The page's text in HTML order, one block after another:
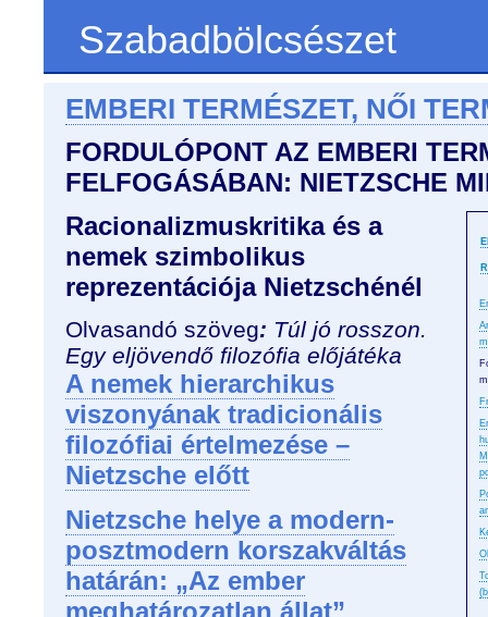
Szabadbölcsészet
EMBERI TERMÉSZET, NŐI
FORDULÓPONT AZ EMBERI
FELFOGÁSÁBAN: NIETZSCHE
Racionalizmuskritika és a
nemek szimbolikus
reprezentációja Nietzschénél
Olvasandó szöveg: Túl jó rosszon.
Egy eljövendő filozófia előjátéka
A nemek hierarchikus
viszonyának tradicionális
filozófiai értelmezése –
Nietzsche előtt
Nietzsche helye a modern-
posztmodern korszakváltás
határán: „Az ember
meghatározatlan állat”